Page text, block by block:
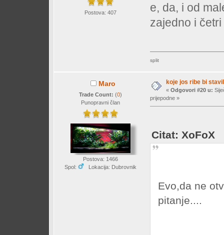
Postova: 407
e, da, i od
zajedno i
split
Maro
Trade Count: (0)
Punopravni član
Postova: 1466
Spol:
Lokacija: Dubrovnik
koje jos ribe bi
« Odgovori #20 u:
prijepodne »
Citat: XoFoX
Evo,da ne
pitanje....